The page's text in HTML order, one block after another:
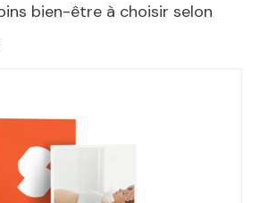
bien-être à choisir selon